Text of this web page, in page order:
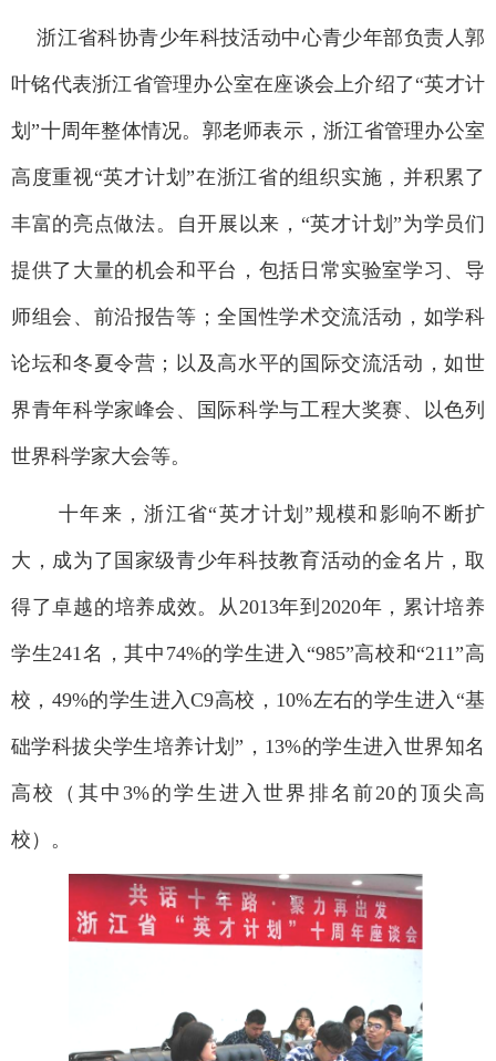
浙江省科协青少年科技活动中心青少年部负责人郭
叶铭代表浙江省管理办公室在座谈会上介绍了“英才计
划”十周年整体情况。 郭老师表示，浙江省管理办公室
高度重视“英才计划”在浙江省的组织实施，并积累了
丰富的亮点做法。自开展以来，“英才计划”为学员们
提供了大量的机会和平台，包括日常实验室学习、导
师组会、前沿报告等；全国性学术交流活动，如学科
论坛和冬夏令营；以及高水平的国际交流活动，如世
界青年科学家峰会、国际科学与工程大奖赛、以色列
世界科学家大会等。
十年来，浙江省“英才计划”规模和影响不断扩
大，成为了 国家级青少年科技教育活动的金名片，取
得了卓越的培养成效。从 2013年到2020年， 累计培养
学生241名，其中74%的学生进入“985”高校和“211”高
校，49%的学生进入C9高校，10%左右的学生进入 “基
础学科拔尖学生培养计划” ， 13%的学生进入世界知名
高校（ 其中3%的学生进入世界排名前20的顶尖高
校 ） 。